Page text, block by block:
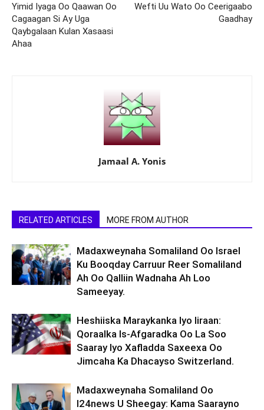
Yimid Iyaga Oo Qaawan Oo
Cagaagan Si Ay Uga
Qaybgalaan Kulan Xasaasi
Ahaa
Wefti Uu Wato Oo Ceerigaabo
Gaadhay
Jamaal A. Yonis
RELATED ARTICLES MORE FROM AUTHOR
Madaxweynaha Somaliland Oo Israel
Ku Booqday Carruur Reer Somaliland
Ah Oo Qalliin Wadnaha Ah Loo
Sameeyay.
Heshiiska Maraykanka Iyo Iiraan:
Qoraalka Is-Afgaradka Oo La Soo
Saaray Iyo Xafladda Saxeexa Oo
Jimcaha Ka Dhacayso Switzerland.
Madaxweynaha Somaliland Oo
I24news U Sheegay: Kama Saarayno